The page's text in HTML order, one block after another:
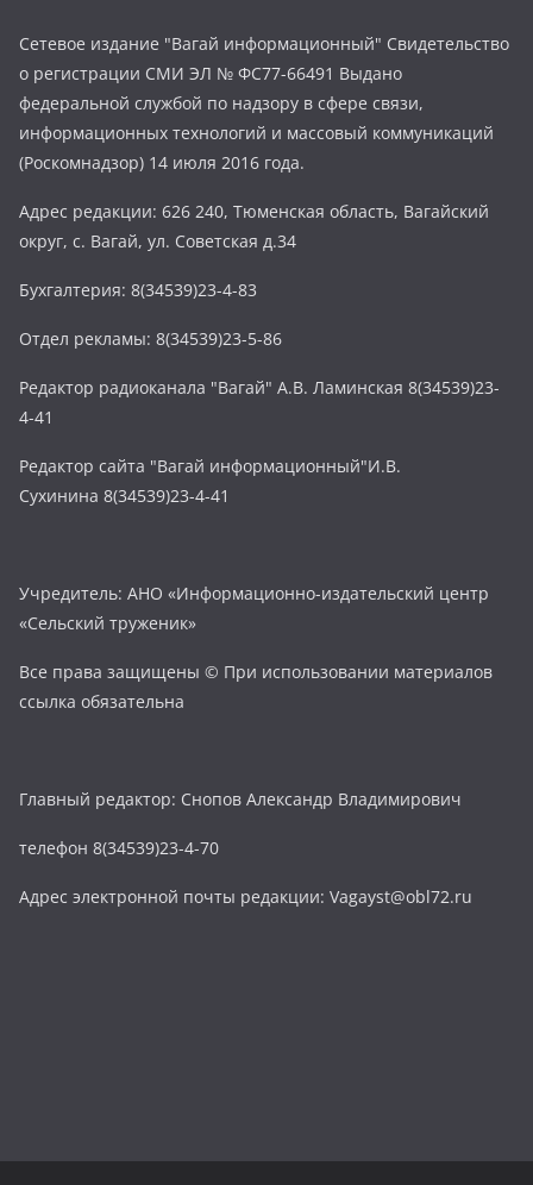
Сетевое издание "Вагай информационный" Свидетельство
о регистрации СМИ ЭЛ № ФС77-66491 Выдано
федеральной службой по надзору в сфере связи,
информационных технологий и массовый коммуникаций
(Роскомнадзор) 14 июля 2016 года.
Адрес редакции: 626 240, Тюменская область, Вагайский
округ, с. Вагай, ул. Советская д.34
Бухгалтерия: 8(34539)23-4-83
Отдел рекламы: 8(34539)23-5-86
Редактор радиоканала "Вагай" А.В. Ламинская 8(34539)23-
4-41
Редактор сайта "Вагай информационный"И.В.
Сухинина 8(34539)23-4-41
Учредитель: АНО «Информационно-издательский центр
«Сельский труженик»
Все права защищены © При использовании материалов
ссылка обязательна
Главный редактор: Снопов Александр Владимирович
телефон 8(34539)23-4-70
Адрес электронной почты редакции: Vagayst@obl72.ru